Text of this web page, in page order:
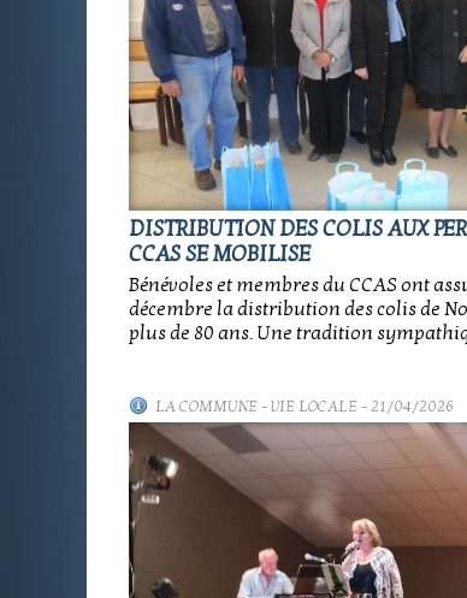
DISTRIBUTION DES COLIS AUX
CCAS SE MOBILISE
Bénévoles et membres du CCAS ont
décembre la distribution des colis de
plus de 80 ans. Une tradition
LA COMMUNE-VIE LOCALE- 21/04/2026